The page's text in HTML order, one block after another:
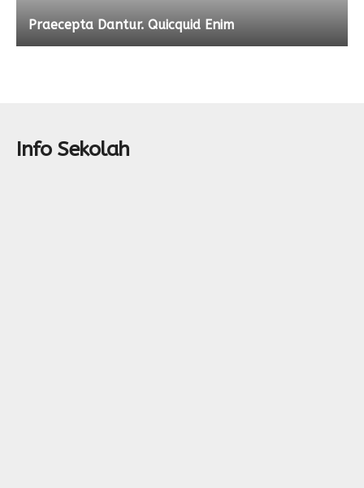
Praecepta Dantur. Quicquid Enim
Info Sekolah